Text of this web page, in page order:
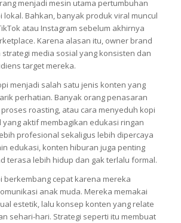
menjadi mesin utama pertumbuhan
lokal. Bahkan, banyak produk viral muncul
atau Instagram sebelum akhirnya
Karena alasan itu, owner brand
media sosial yang konsisten dan
target mereka.
menjadi salah satu jenis konten yang
perhatian. Banyak orang penasaran
roasting, atau cara menyeduh kopi
yang aktif membagikan edukasi ringan
profesional sekaligus lebih dipercaya
edukasi, konten hiburan juga penting
terasa lebih hidup dan gak terlalu formal.
berkembang cepat karena mereka
anak muda. Mereka memakai
estetik, lalu konsep konten yang relate
sehari-hari. Strategi seperti itu membuat